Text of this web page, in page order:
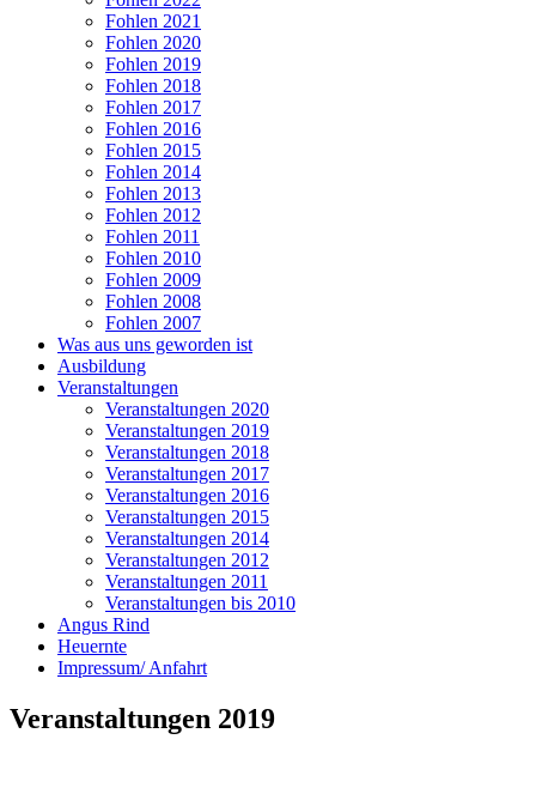
Fohlen 2021
Fohlen 2020
Fohlen 2019
Fohlen 2018
Fohlen 2017
Fohlen 2016
Fohlen 2015
Fohlen 2014
Fohlen 2013
Fohlen 2012
Fohlen 2011
Fohlen 2010
Fohlen 2009
Fohlen 2008
Fohlen 2007
Was aus uns geworden ist
Ausbildung
Veranstaltungen
Veranstaltungen 2020
Veranstaltungen 2019
Veranstaltungen 2018
Veranstaltungen 2017
Veranstaltungen 2016
Veranstaltungen 2015
Veranstaltungen 2014
Veranstaltungen 2012
Veranstaltungen 2011
Veranstaltungen bis 2010
Angus Rind
Heuernte
Impressum/ Anfahrt
Veranstaltungen 2019